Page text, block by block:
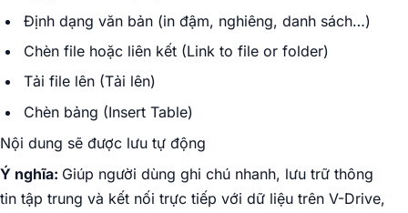
Định dạng văn bản (in đậm, nghiêng, danh sách…)
Chèn file hoặc liên kết (Link to file or folder)
Tải file lên (Tải lên)
Chèn bảng (Insert Table)
Nội dung sẽ được lưu tự động
Ý nghĩa: Giúp người dùng ghi chú nhanh, lưu trữ thông
tin tập trung và kết nối trực tiếp với dữ liệu trên V-Drive,